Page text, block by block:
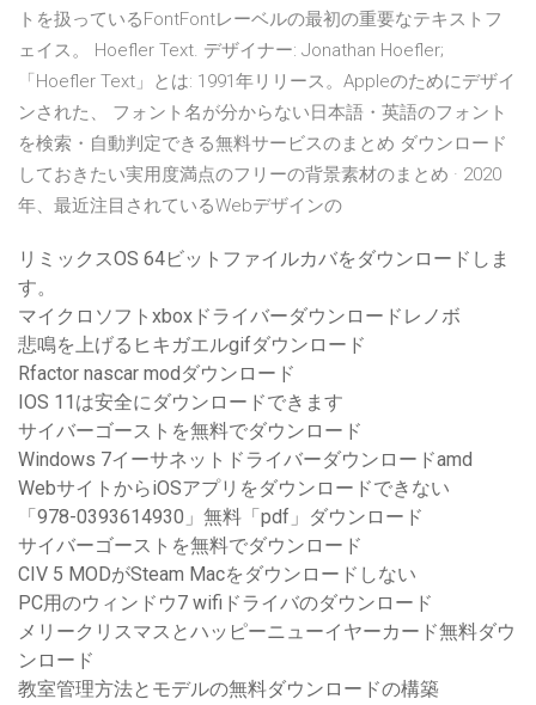
トを扱っているFontFontレーベルの最初の重要なテキストフ
ェイス。 Hoefler Text. デザイナー: Jonathan Hoefler;
「Hoefler Text」とは: 1991年リリース。Appleのためにデザイ
ンされた、 フォント名が分からない日本語・英語のフォント
を検索・自動判定できる無料サービスのまとめ ダウンロード
しておきたい実用度満点のフリーの背景素材のまとめ · 2020
年、最近注目されているWebデザインの
リミックスOS 64ビットファイルカバをダウンロードしま
す。
マイクロソフトxboxドライバーダウンロードレノボ
悲鳴を上げるヒキガエルgifダウンロード
Rfactor nascar modダウンロード
IOS 11は安全にダウンロードできます
サイバーゴーストを無料でダウンロード
Windows 7イーサネットドライバーダウンロードamd
WebサイトからiOSアプリをダウンロードできない
「978-0393614930」無料「pdf」ダウンロード
サイバーゴーストを無料でダウンロード
CIV 5 MODがSteam Macをダウンロードしない
PC用のウィンドウ7 wifiドライバのダウンロード
メリークリスマスとハッピーニューイヤーカード無料ダウ
ンロード
教室管理方法とモデルの無料ダウンロードの構築